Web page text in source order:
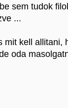
sem tudok
...
mit kell allitani,
oda